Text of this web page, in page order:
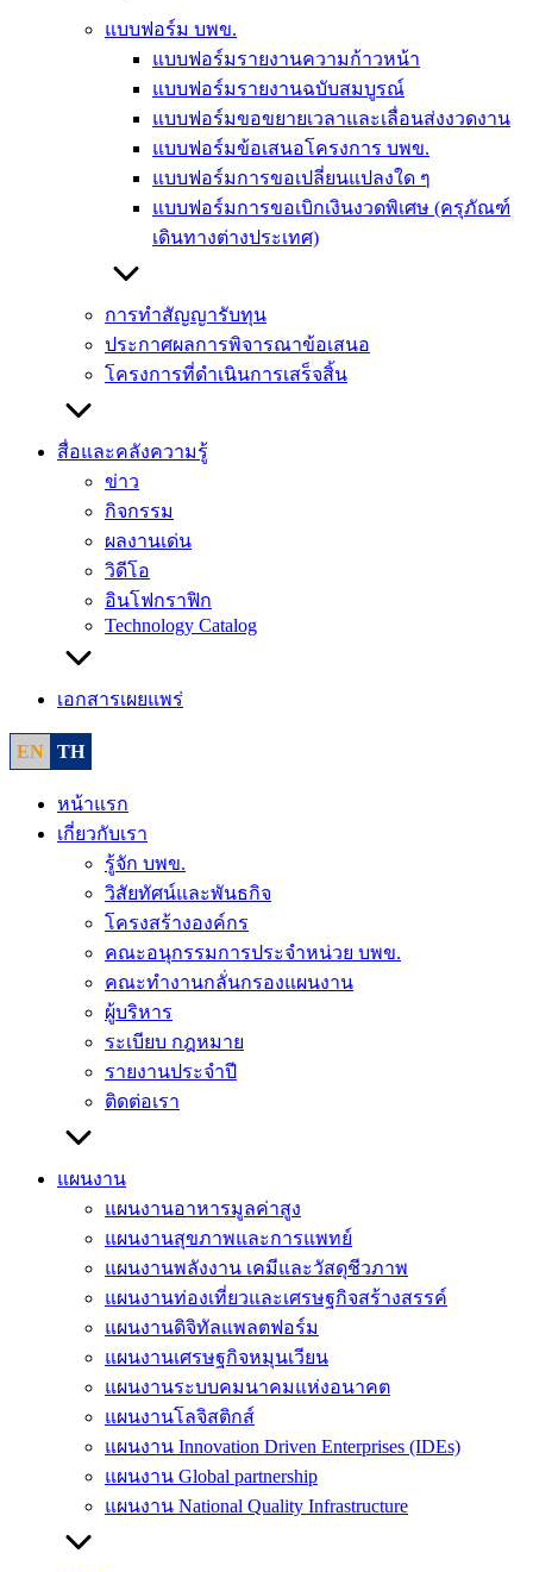
แบบฟอร์ม บพข.
แบบฟอร์มรายงานความก้าวหน้า
แบบฟอร์มรายงานฉบับสมบูรณ์
แบบฟอร์มขอขยายเวลาและเลื่อนส่งงวดงาน
แบบฟอร์มข้อเสนอโครงการ บพข.
แบบฟอร์มการขอเปลี่ยนแปลงใด ๆ
แบบฟอร์มการขอเบิกเงินงวดพิเศษ (ครุภัณฑ์
เดินทางต่างประเทศ)
การทำสัญญารับทุน
ประกาศผลการพิจารณาข้อเสนอ
โครงการที่ดำเนินการเสร็จสิ้น
สื่อและคลังความรู้
ข่าว
กิจกรรม
ผลงานเด่น
วิดีโอ
อินโฟกราฟิก
Technology Catalog
เอกสารเผยแพร่
EN TH
หน้าแรก
เกี่ยวกับเรา
รู้จัก บพข.
วิสัยทัศน์และพันธกิจ
โครงสร้างองค์กร
คณะอนุกรรมการประจำหน่วย บพข.
คณะทำงานกลั่นกรองแผนงาน
ผู้บริหาร
ระเบียบ กฎหมาย
รายงานประจำปี
ติดต่อเรา
แผนงาน
แผนงานอาหารมูลค่าสูง
แผนงานสุขภาพและการแพทย์
แผนงานพลังงาน เคมีและวัสดุชีวภาพ
แผนงานท่องเที่ยวและเศรษฐกิจสร้างสรรค์
แผนงานดิจิทัลแพลตฟอร์ม
แผนงานเศรษฐกิจหมุนเวียน
แผนงานระบบคมนาคมแห่งอนาคต
แผนงานโลจิสติกส์
แผนงาน Innovation Driven Enterprises (IDEs)
แผนงาน Global partnership
แผนงาน National Quality Infrastructure